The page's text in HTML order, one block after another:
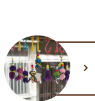
2月 (24)
1月 (23)
4月 (25)
3月 (26)
2月 (25)
1月 (25)
5月 (28)
4月 (26)
3月 (30)
2月 (32)
1月 (30)
7月 (31)
6月 (35)
5月 (30)